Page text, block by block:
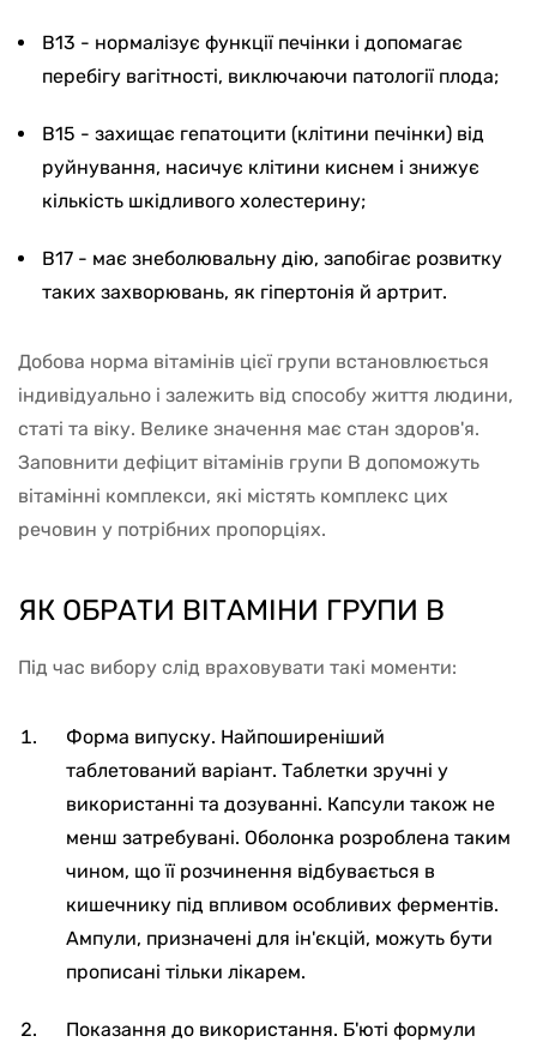
B13 - нормалізує функції печінки і допомагає
перебігу вагітності, виключаючи патології плода;
B15 - захищає гепатоцити (клітини печінки) від
руйнування, насичує клітини киснем і знижує
кількість шкідливого холестерину;
B17 - має знеболювальну дію, запобігає розвитку
таких захворювань, як гіпертонія й артрит.
Добова норма вітамінів цієї групи встановлюється
індивідуально і залежить від способу життя людини,
статі та віку. Велике значення має стан здоров'я.
Заповнити дефіцит вітамінів групи В допоможуть
вітамінні комплекси, які містять комплекс цих
речовин у потрібних пропорціях.
ЯК ОБРАТИ ВІТАМІНИ ГРУПИ B
Під час вибору слід враховувати такі моменти:
Форма випуску. Найпоширеніший
таблетований варіант. Таблетки зручні у
використанні та дозуванні. Капсули також не
менш затребувані. Оболонка розроблена таким
чином, що її розчинення відбувається в
кишечнику під впливом особливих ферментів.
Ампули, призначені для ін'єкцій, можуть бути
прописані тільки лікарем.
Показання до використання. Б'юті формули